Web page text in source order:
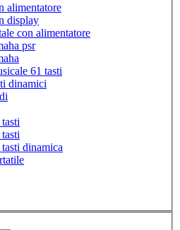
alimentatore
display
con alimentatore
psr
61 tasti
dinamici
dinamica